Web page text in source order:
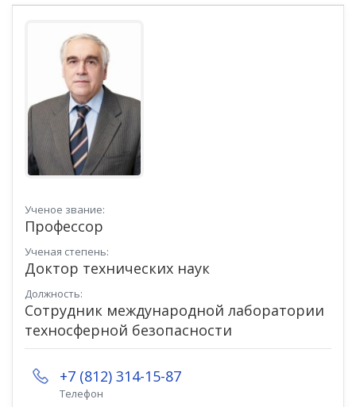
Ученое звание:
Профессор
Ученая степень:
Доктор технических наук
Должность:
Сотрудник международной лаборатории
техносферной безопасности
+7 (812) 314-15-87
Телефон